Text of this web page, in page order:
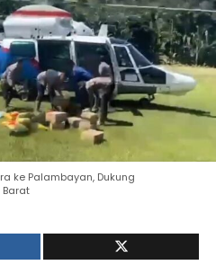
ke Palambayan, Dukung